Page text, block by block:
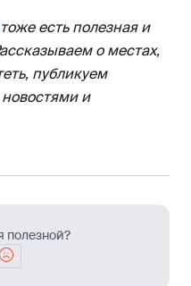
тоже есть полезная и
о местах,
публикуем
и
полезной?